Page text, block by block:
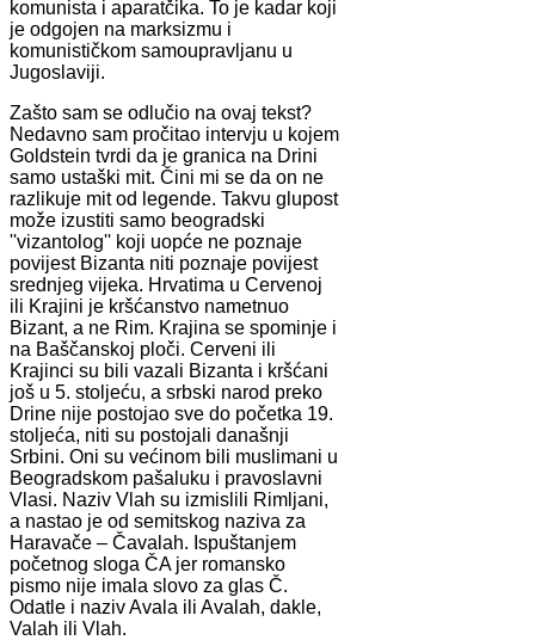
komunista i aparatčika. To je kadar koji
je odgojen na marksizmu i
komunističkom samoupravljanu u
Jugoslaviji.
Zašto sam se odlučio na ovaj tekst?
Nedavno sam pročitao intervju u kojem
Goldstein tvrdi da je granica na Drini
samo ustaški mit. Čini mi se da on ne
razlikuje mit od legende. Takvu glupost
može izustiti samo beogradski
''vizantolog'' koji uopće ne poznaje
povijest Bizanta niti poznaje povijest
srednjeg vijeka. Hrvatima u Cervenoj
ili Krajini je kršćanstvo nametnuo
Bizant, a ne Rim. Krajina se spominje i
na Baščanskoj ploči. Cerveni ili
Krajinci su bili vazali Bizanta i kršćani
još u 5. stoljeću, a srbski narod preko
Drine nije postojao sve do početka 19.
stoljeća, niti su postojali današnji
Srbini. Oni su većinom bili muslimani u
Beogradskom pašaluku i pravoslavni
Vlasi. Naziv Vlah su izmislili Rimljani,
a nastao je od semitskog naziva za
Haravače – Čavalah. Ispuštanjem
početnog sloga ČA jer romansko
pismo nije imala slovo za glas Č.
Odatle i naziv Avala ili Avalah, dakle,
Valah ili Vlah.